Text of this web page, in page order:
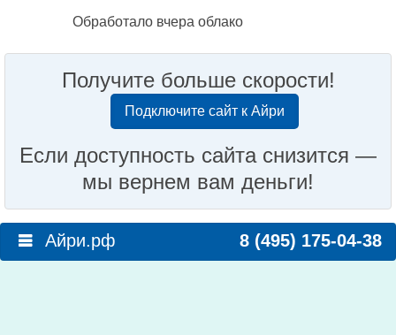
Обработало вчера облако
Получите больше скорости!
Подключите сайт к Айри
Если доступность сайта снизится —
мы вернем вам деньги!
Айри.рф 8 (495) 175-04-38